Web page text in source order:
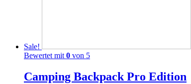
Sale!
Bewertet mit 0 von 5
Camping Backpack Pro Edition